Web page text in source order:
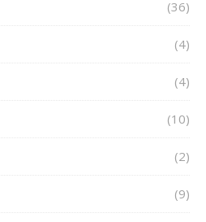
(36)
(4)
(4)
(10)
(2)
(9)